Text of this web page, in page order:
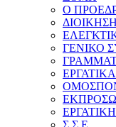
Ο
ΔΙΟΙΚΗΣΗ
ΓΕΝΙΚΟ